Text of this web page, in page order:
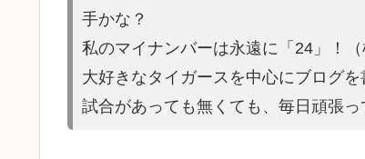
手かな？
私のマイナンバーは永遠に「24」！（
大好きなタイガースを中心にブログを
試合があって も無くても、毎日頑張